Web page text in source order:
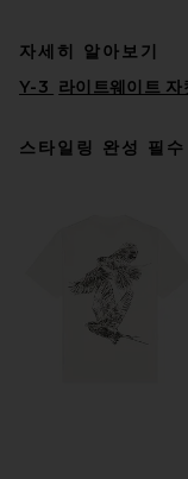
in Espresso
ON
$220
자세히 알아보기
Y-3 라이트웨이트 자
스타일링 완성 필